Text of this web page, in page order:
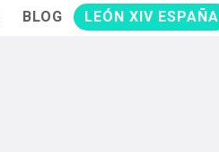
BLOG LEÓN XIV ESPAÑA